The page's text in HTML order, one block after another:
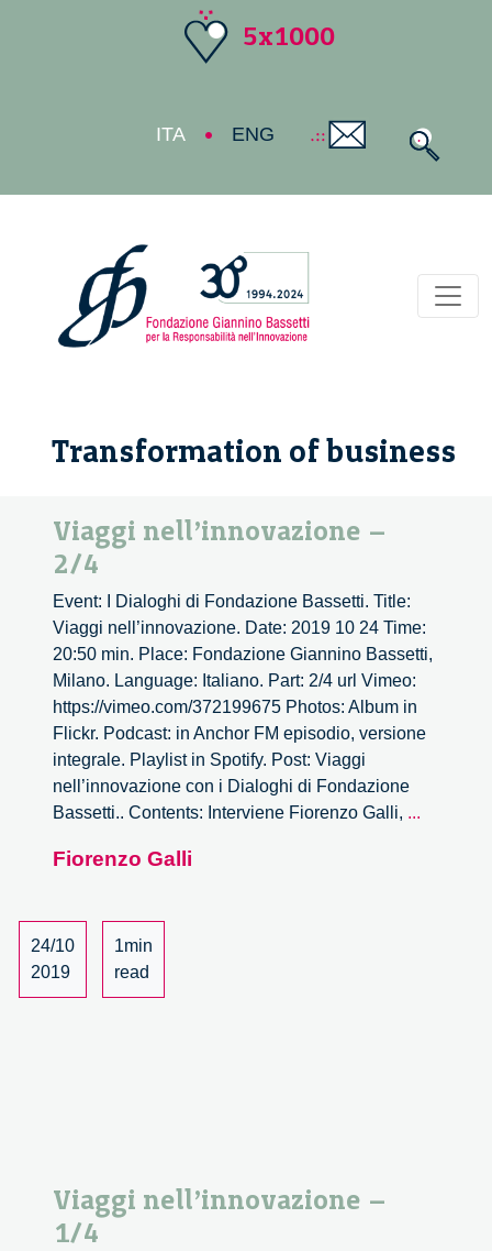
5x1000
ITA ENG
Transformation of business
Viaggi nell’innovazione –
2/4
Event: I Dialoghi di Fondazione Bassetti. Title:
Viaggi nell’innovazione. Date: 2019 10 24 Time:
20:50 min. Place: Fondazione Giannino Bassetti,
Milano. Language: Italiano. Part: 2/4 url Vimeo:
https://vimeo.com/372199675 Photos: Album in
Flickr. Podcast: in Anchor FM episodio, versione
integrale. Playlist in Spotify. Post: Viaggi
nell’innovazione con i Dialoghi di Fondazione
Bassetti.. Contents: Interviene Fiorenzo Galli, ...
Fiorenzo Galli
24/10
2019
1min
read
Viaggi nell’innovazione –
1/4